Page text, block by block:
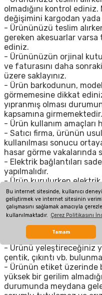
Bu internet sitesinde, kullanıcı
geliştirmek ve internet sitesinin
çalışmasını sağlamak amacıyla
kullanılmaktadır. Çerez Politikasını
Tamam
olmadığını kontrol
değişimini kargodan
- Ürününüzü teslim
gereken akesuarlar varsa
ediniz.
- Ürününüzün orjinal
ve faturasını daha
üzere saklayınız.
- Ürün barkodunun,
görmemesine dikkat
yıpranmış olması
kapsamına girmemektedir.
- Ürün kullanım amaçları
- Satıcı firma, ürünün
kullanılması sonucu
hasar görme
- Elektrik bağlantıları
yapılmalıdır.
- Ürün kurulurken elektrik
olduğundan emin olunuz.
- Güç kablolarının
kullanmayınız. Aksi
maddi hasara neden
- Ürün montajına
çeperlerinin hasarlı
- Ürünü yeleştireceğiniz
çentik, çıkıntı vb.
- Ürünün etiket üzerinde
yüksek bir gerilim
durumunda meydana